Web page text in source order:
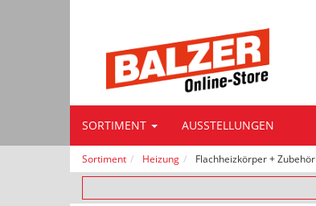
SORTIMENT AUSSTELLUNGEN
Sortiment Heizung Flachheizkörper + Zubehör